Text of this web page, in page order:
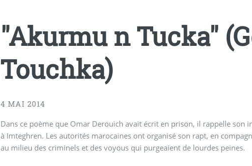
"Akurmu n Tucka"
Touchka)
4 MAI 2014
Dans ce poème que Omar Derouich avait écrit en prison, il rappelle son
à Imteghren. Les autorités marocaines ont organisé son rapt, en
au milieu des criminels et des voyous qui purgeaient de lourdes peines.